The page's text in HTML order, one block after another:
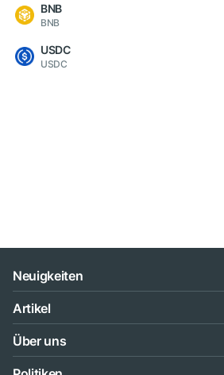
BNB
BNB
USDC
USDC
Neuigkeiten
Artikel
Über uns